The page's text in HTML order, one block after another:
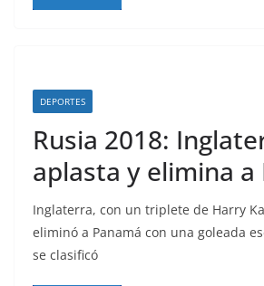
DEPORTES
Rusia 2018:
aplasta y elimina a
Inglaterra, con un triplete de Harry
eliminó a Panamá con una goleada
se clasificó